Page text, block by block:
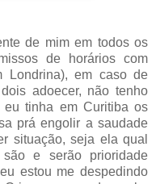
de mim em todos os
de horários com
Londrina), em caso de
adoecer, não tenho
eu tinha em Curitiba os
prá engolir a saudade
situação, seja ela qual
e serão prioridade
estou me despedindo